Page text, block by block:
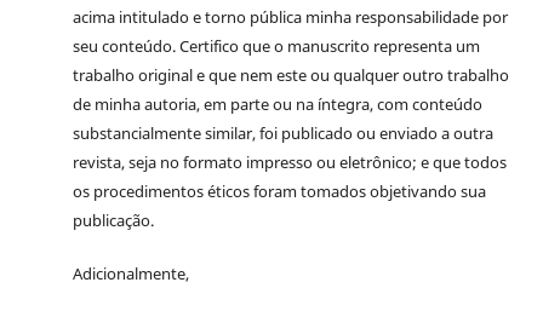
acima intitulado e torno pública minha responsabilidade por
seu conteúdo. Certifico que o manuscrito representa um
trabalho original e que nem este ou qualquer outro trabalho
de minha autoria, em parte ou na íntegra, com conteúdo
substancialmente similar, foi publicado ou enviado a outra
revista, seja no formato impresso ou eletrônico; e que todos
os procedimentos éticos foram tomados objetivando sua
publicação.
Adicionalmente,